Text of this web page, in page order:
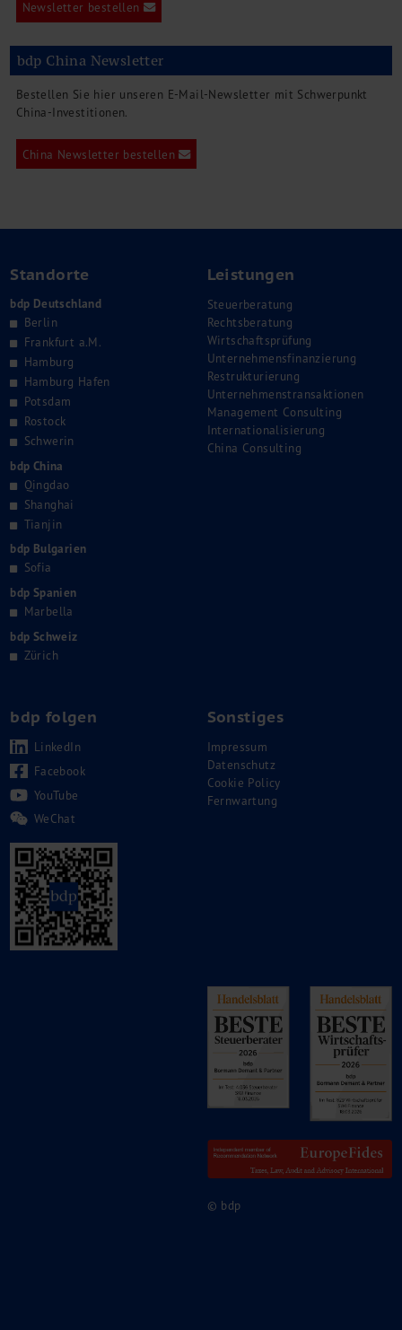
Newsletter bestellen
bdp China Newsletter
Bestellen Sie hier unseren E-Mail-Newsletter mit Schwerpunkt
China-Investitionen.
China Newsletter bestellen
Standorte
bdp Deutschland
Berlin
Frankfurt a.M.
Hamburg
Hamburg Hafen
Potsdam
Rostock
Schwerin
bdp China
Qingdao
Shanghai
Tianjin
bdp Bulgarien
Sofia
bdp Spanien
Marbella
bdp Schweiz
Zürich
Leistungen
Steuerberatung
Rechtsberatung
Wirtschaftsprüfung
Unternehmensfinanzierung
Restrukturierung
Unternehmenstransaktionen
Management Consulting
Internationalisierung
China Consulting
bdp folgen
LinkedIn
Facebook
YouTube
WeChat
Sonstiges
Impressum
Datenschutz
Cookie Policy
Fernwartung
© bdp